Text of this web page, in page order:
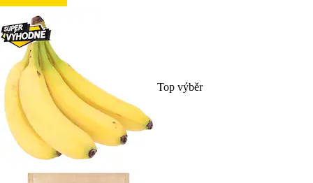
Top výběr